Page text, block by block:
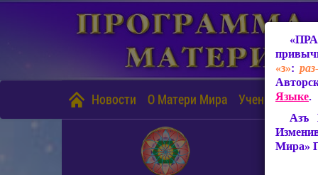
Новости О Матери Мира Учение
«з»:
Языке.
Азъ
Мира»